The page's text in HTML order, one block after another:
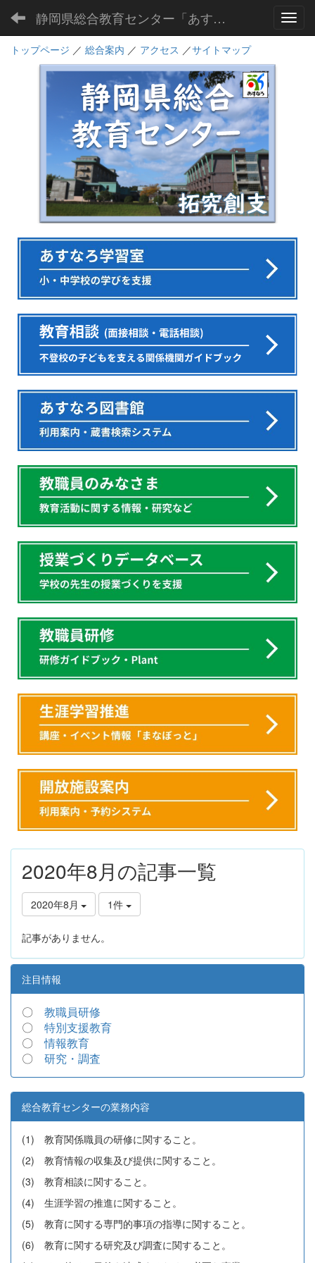
静岡県総合教育センター「あすなろ」
トップページ ／ 総合案内 ／ アクセス ／サイトマップ
2020年8月の記事一覧
2020年8月 1件
記事がありません。
注目情報
〇 教職員研修
〇 特別支援教育
〇情報教育
〇 研究・調査
総合教育センターの業務内容
(1) 教育関係職員の研修に関すること。
(2) 教育情報の収集及び提供に関すること。
(3) 教育相談に関すること。
(4) 生涯学習の推進に関すること。
(5) 教育に関する専門的事項の指導に関すること。
(6) 教育に関する研究及び調査に関すること。